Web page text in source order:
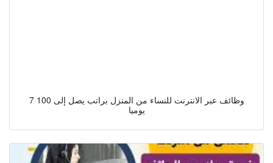
7 وظائف عبر الانترنت للنساء من المنزل براتب يصل إلى 100
يوميا